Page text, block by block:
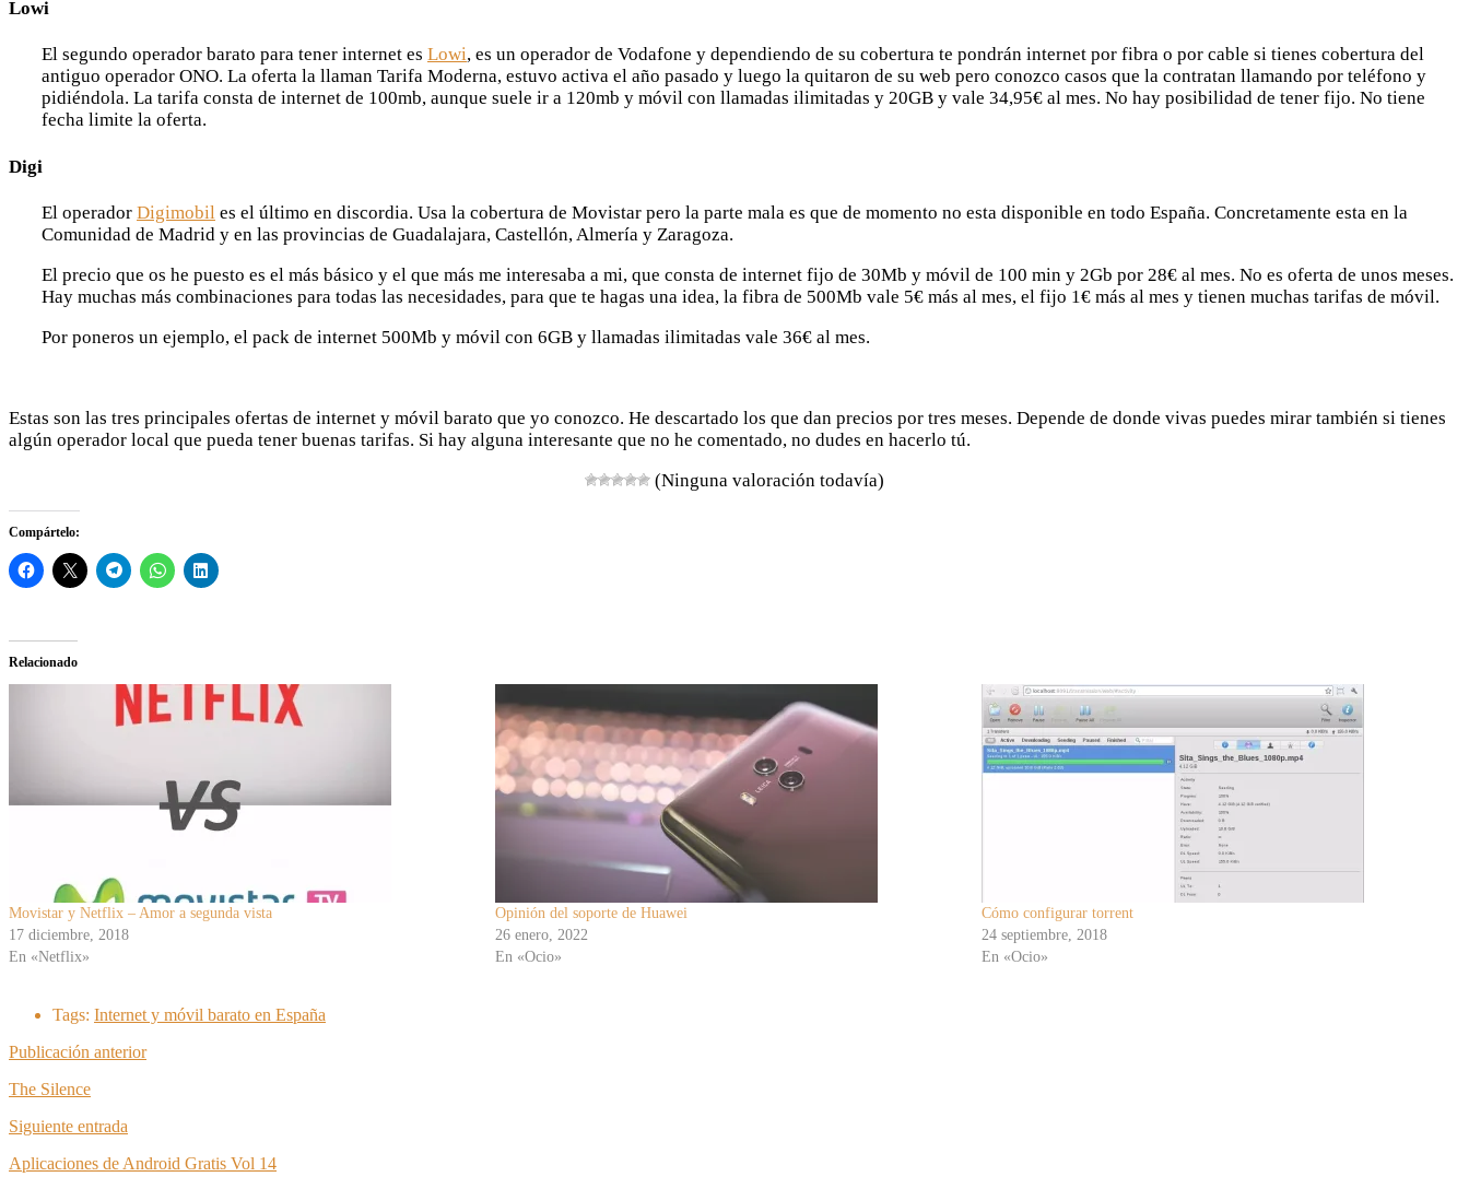
Lowi
El segundo operador barato para tener internet es Lowi, es un operador de Vodafone y dependiendo de su cobertura te pondrán internet por fibra o por cable si tienes cobertura del
antiguo operador ONO. La oferta la llaman Tarifa Moderna, estuvo activa el año pasado y luego la quitaron de su web pero conozco casos que la contratan llamando por teléfono y
pidiéndola. La tarifa consta de internet de 100mb, aunque suele ir a 120mb y móvil con llamadas ilimitadas y 20GB y vale 34,95€ al mes. No hay posibilidad de tener fijo. No tiene
fecha limite la oferta.
Digi
El operador Digimobil es el último en discordia. Usa la cobertura de Movistar pero la parte mala es que de momento no esta disponible en todo España. Concretamente esta en la
Comunidad de Madrid y en las provincias de Guadalajara, Castellón, Almería y Zaragoza.
El precio que os he puesto es el más básico y el que más me interesaba a mi, que consta de internet fijo de 30Mb y móvil de 100 min y 2Gb por 28€ al mes. No es oferta de unos meses.
Hay muchas más combinaciones para todas las necesidades, para que te hagas una idea, la fibra de 500Mb vale 5€ más al mes, el fijo 1€ más al mes y tienen muchas tarifas de móvil.
Por poneros un ejemplo, el pack de internet 500Mb y móvil con 6GB y llamadas ilimitadas vale 36€ al mes.
Estas son las tres principales ofertas de internet y móvil barato que yo conozco. He descartado los que dan precios por tres meses. Depende de donde vivas puedes mirar también si tienes
algún operador local que pueda tener buenas tarifas. Si hay alguna interesante que no he comentado, no dudes en hacerlo tú.
(Ninguna valoración todavía)
Compártelo:
Relacionado
Movistar y Netflix – Amor a segunda vista
17 diciembre, 2018
En «Netflix»
Opinión del soporte de Huawei
26 enero, 2022
En «Ocio»
Cómo configurar torrent
24 septiembre, 2018
En «Ocio»
Tags: Internet y móvil barato en España
Publicación anterior
The Silence
Siguiente entrada
Aplicaciones de Android Gratis Vol 14